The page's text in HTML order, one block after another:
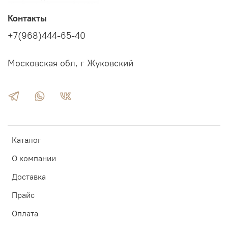
Каталог
О компании
Доставка
Прайс
Оплата
Контакты
+7(968)444-65-40
Московская обл, г Жуковский